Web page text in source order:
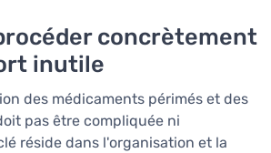
concrètement
inutile
des médicaments périmés et des
pas être compliquée ni
réside dans l'organisation et la